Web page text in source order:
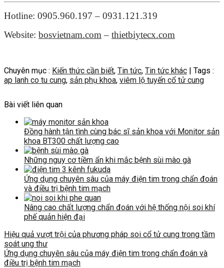
Hotline: 0905.960.197 – 0931.121.319
Website: bosvietnam.com – thietbiytecx.com
Chuyên mục : Kiến thức cần biết, Tin tức, Tin tức khác | Tags :
ap lanh co tu cung, sản phụ khoa, viêm lộ tuyến cổ tử cung
Bài viết liên quan
Đồng hành tận tình cùng bác sĩ sản khoa với Monitor sản
khoa BT300 chất lượng cao
Những nguy cơ tiềm ẩn khi mắc bệnh sùi mào gà
Ứng dụng chuyên sâu của máy điện tim trong chẩn đoán
và điều trị bệnh tim mạch
Nâng cao chất lượng chẩn đoán với hệ thống nội soi khí
phế quản hiện đại
Hiệu quả vượt trội của phương pháp soi cổ tử cung trong tầm
soát ung thư
Ứng dụng chuyên sâu của máy điện tim trong chẩn đoán và
điều trị bệnh tim mạch